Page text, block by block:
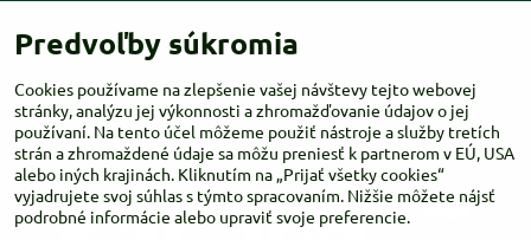
Prevádzka:
Administratívna budova PD Melčice
Otváracie hodiny:PO-ŠT 8:00 - 16:00
PIA-NE Zatvorené
Predvoľby súkromia
Cookies používame na zlepšenie vašej návštevy tejto webovej
stránky, analýzu jej výkonnosti a zhromažďovanie údajov o jej
používaní. Na tento účel môžeme použiť nástroje a služby tretích
strán a zhromaždené údaje sa môžu preniesť k partnerom v EÚ, USA
alebo iných krajinách. Kliknutím na „Prijať všetky cookies“
vyjadrujete svoj súhlas s týmto spracovaním. Nižšie môžete nájsť
podrobné informácie alebo upraviť svoje preferencie.